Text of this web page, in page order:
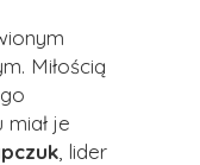
Miłością
je
, lider